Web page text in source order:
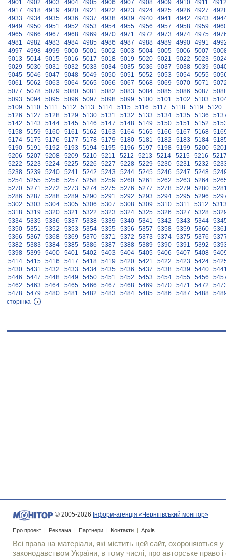
4901 4902 4903 4904 4905 4906 4907 4908 4909 4910 4911
4917
4918 4919 4920 4921 4922 4923 4924 4925 4926 4927
4933
4934 4935 4936 4937 4938 4939 4940 4941 4942 4943
4949
4950 4951 4952 4953 4954 4955 4956 4957 4958 4959
4965
4966 4967 4968 4969 4970 4971 4972 4973 4974 4975
4981
4982 4983 4984 4985 4986 4987 4988 4989 4990 4991
4997
4998 4999 5000 5001 5002 5003 5004 5005 5006 5007
5013
5014 5015 5016 5017 5018 5019 5020 5021 5022 5023
5029
5030 5031 5032 5033 5034 5035 5036 5037 5038 5039
5045
5046 5047 5048 5049 5050 5051 5052 5053 5054 5055
5061
5062 5063 5064 5065 5066 5067 5068 5069 5070 5071
5077
5078 5079 5080 5081 5082 5083 5084 5085 5086 5087
5093
5094 5095 5096 5097 5098 5099 5100 5101 5102 5103
5109
5110 5111 5112 5113 5114 5115 5116 5117 5118 5119
5120
5126
5127 5128 5129 5130 5131 5132 5133 5134 5135 5136
5142
5143 5144 5145 5146 5147 5148 5149 5150 5151 5152
5158
5159 5160 5161 5162 5163 5164 5165 5166 5167 5168
5174
5175 5176 5177 5178 5179 5180 5181 5182 5183 5184
5190
5191 5192 5193 5194 5195 5196 5197 5198 5199 5200
5206
5207 5208 5209 5210 5211 5212 5213 5214 5215 5216
5222
5223 5224 5225 5226 5227 5228 5229 5230 5231 5232
5238
5239 5240 5241 5242 5243 5244 5245 5246 5247 5248
5254
5255 5256 5257 5258 5259 5260 5261 5262 5263 5264
5270
5271 5272 5273 5274 5275 5276 5277 5278 5279 5280
5286
5287 5288 5289 5290 5291 5292 5293 5294 5295 5296
5302
5303 5304 5305 5306 5307 5308 5309 5310 5311 5312
5318
5319 5320 5321 5322 5323 5324 5325 5326 5327 5328
5334
5335 5336 5337 5338 5339 5340 5341 5342 5343 5344
5350
5351 5352 5353 5354 5355 5356 5357 5358 5359 5360
5366
5367 5368 5369 5370 5371 5372 5373 5374 5375 5376
5382
5383 5384 5385 5386 5387 5388 5389 5390 5391 5392
5398
5399 5400 5401 5402 5403 5404 5405 5406 5407 5408
5414
5415 5416 5417 5418 5419 5420 5421 5422 5423 5424
5430
5431 5432 5433 5434 5435 5436 5437 5438 5439 5440
5446
5447 5448 5449 5450 5451 5452 5453 5454 5455 5456
5462
5463 5464 5465 5466 5467 5468 5469 5470 5471 5472
5478
5479 5480 5481 5482 5483 5484 5485 5486 5487 5488
сторінка
© 2005-2026 Інформ-агенція «Чернігівський монітор»
Про проект | Реклама | Партнери | Контакти | Архів
Всі права на матеріали, які містить цей сайт, охороняються у
законодавством України, в тому числі, про авторське право і